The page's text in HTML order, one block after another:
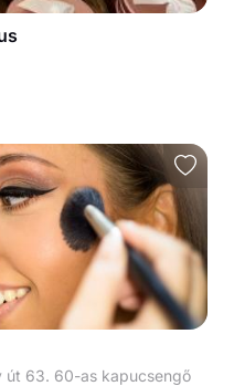
út 63. 60-as kapucsengő